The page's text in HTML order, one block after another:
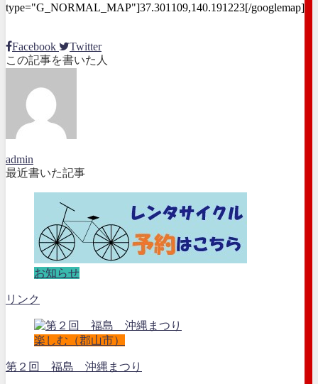
type="G_NORMAL_MAP"]37.301109,140.191223[/googlemap]
Facebook
Twitter
この記事を書いた人
admin
最近書いた記事
お知らせ
リンク
楽しむ（郡山市）
第２回 福島 沖縄まつり